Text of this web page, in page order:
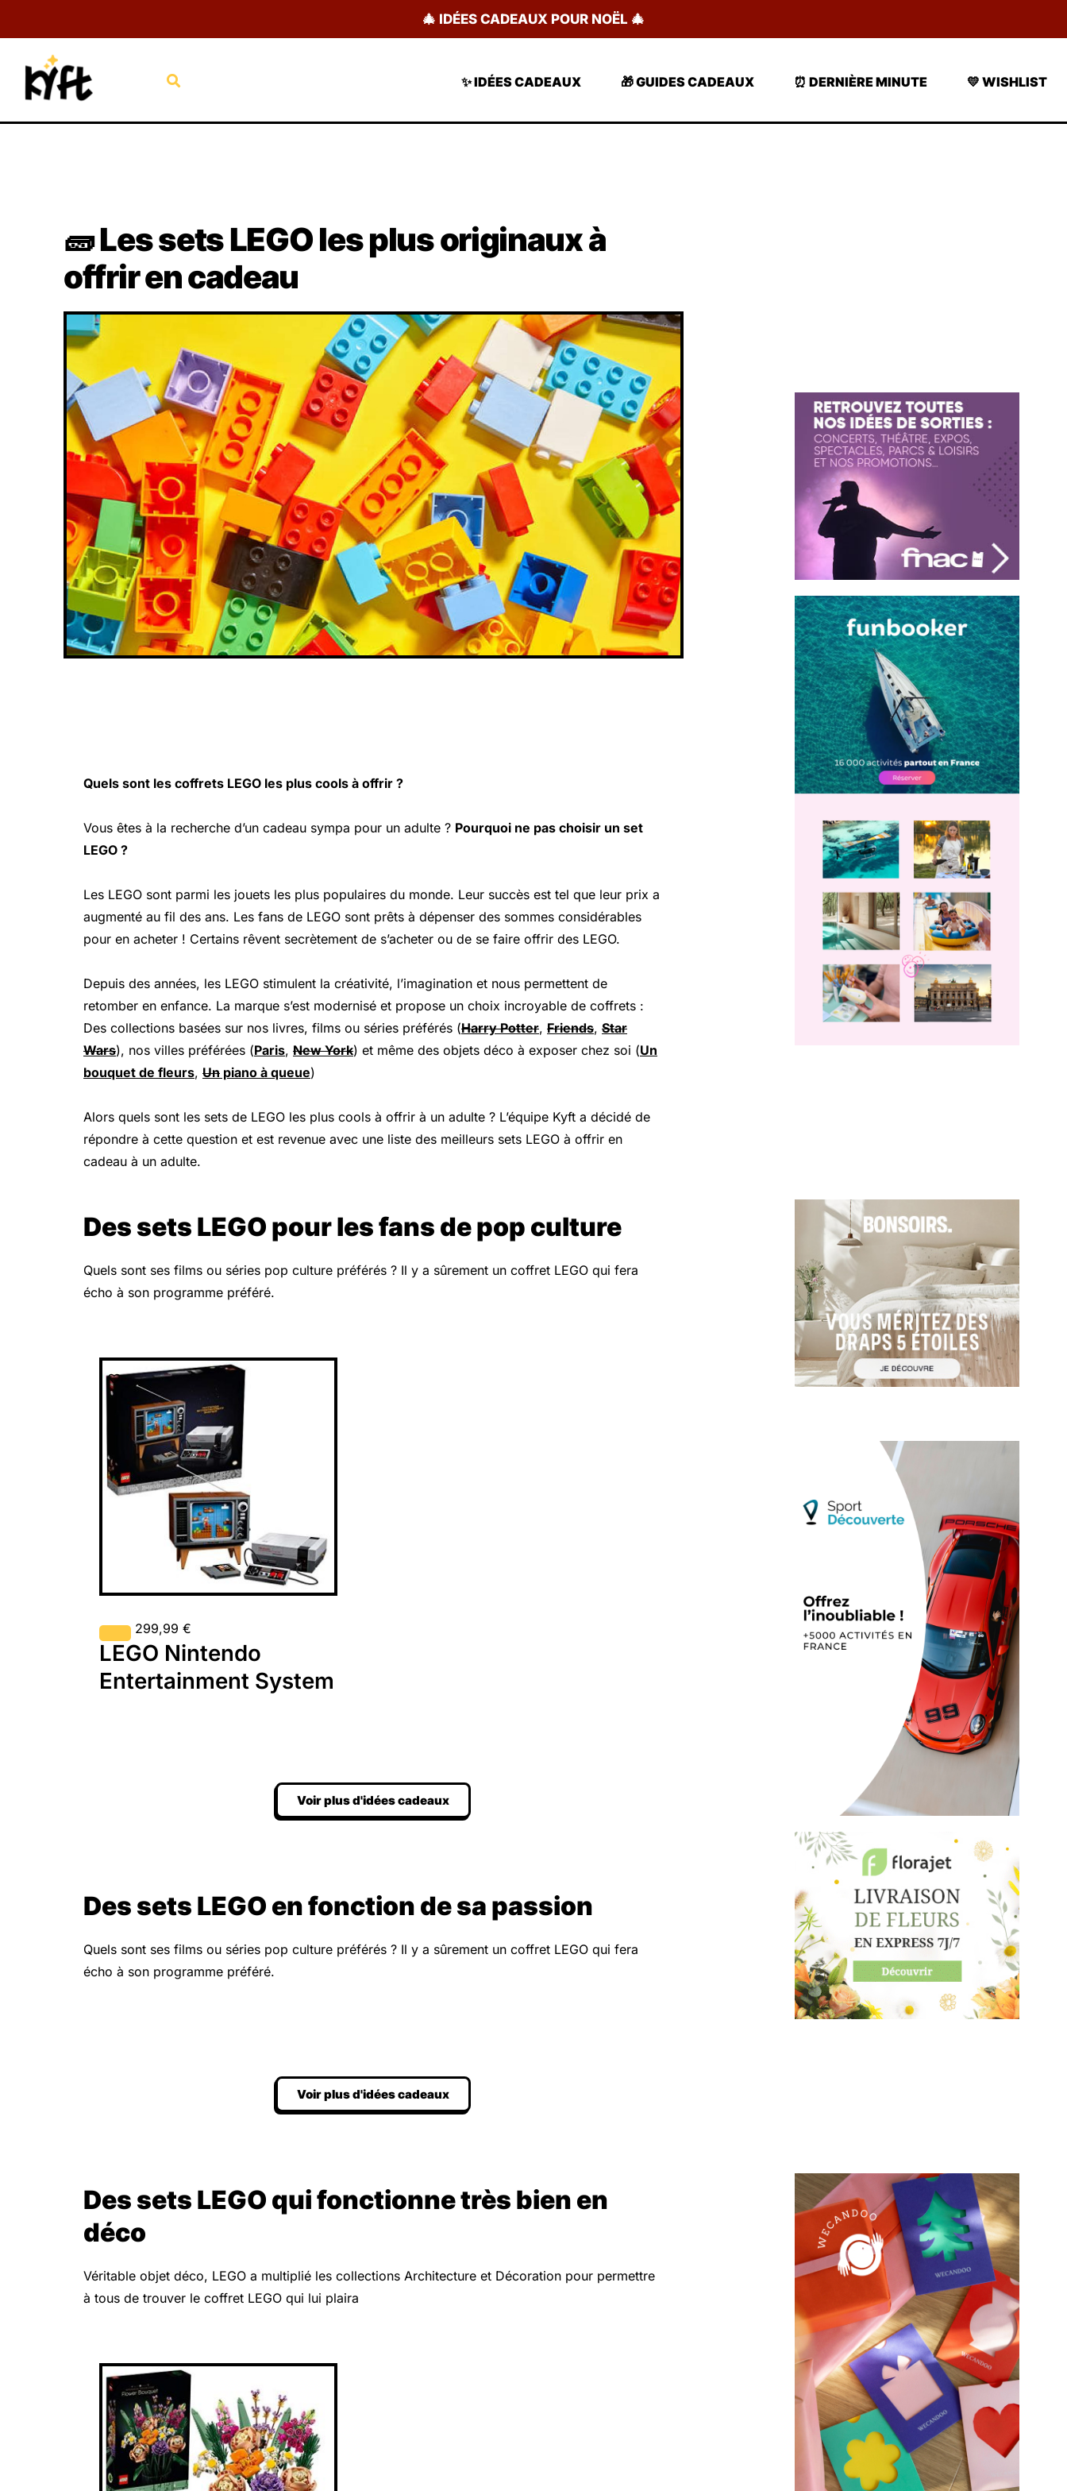
contenu
🎄 IDÉES CADEAUX POUR NOËL 🎄
Rechercher ✨ IDÉES CADEAUX 🎁 GUIDES CADEAUX ⏰ DERNIÈRE MINUTE 💛 WISHLIST
🧱 Les sets LEGO les plus originaux à
offrir en cadeau
Quels sont les coffrets LEGO les plus cools à offrir ?
Vous êtes à la recherche d’un cadeau sympa pour un adulte ? Pourquoi ne pas choisir un set
LEGO ?
Les LEGO sont parmi les jouets les plus populaires du monde. Leur succès est tel que leur prix a
augmenté au fil des ans. Les fans de LEGO sont prêts à dépenser des sommes considérables
pour en acheter ! Certains rêvent secrètement de s’acheter ou de se faire offrir des LEGO.
Depuis des années, les LEGO stimulent la créativité, l’imagination et nous permettent de
retomber en enfance. La marque s’est modernisé et propose un choix incroyable de coffrets :
Des collections basées sur nos livres, films ou séries préférés (Harry Potter, Friends, Star
Wars), nos villes préférées (Paris, New York) et même des objets déco à exposer chez soi (Un
bouquet de fleurs, Un piano à queue)
Alors quels sont les sets de LEGO les plus cools à offrir à un adulte ? L’équipe Kyft a décidé de
répondre à cette question et est revenue avec une liste des meilleurs sets LEGO à offrir en
cadeau à un adulte.
Des sets LEGO pour les fans de pop culture
Quels sont ses films ou séries pop culture préférés ? Il y a sûrement un coffret LEGO qui fera
écho à son programme préféré.
299,99 €
LEGO Nintendo
Entertainment System
Voir plus d'idées cadeaux
Des sets LEGO en fonction de sa passion
Quels sont ses films ou séries pop culture préférés ? Il y a sûrement un coffret LEGO qui fera
écho à son programme préféré.
Voir plus d'idées cadeaux
Des sets LEGO qui fonctionne très bien en
déco
Véritable objet déco, LEGO a multiplié les collections Architecture et Décoration pour permettre
à tous de trouver le coffret LEGO qui lui plaira